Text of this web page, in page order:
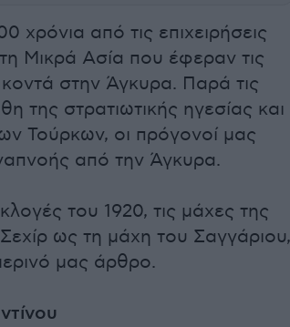
χρόνια από τις επιχειρήσεις
Μικρά Ασία που έφεραν τις
στην Άγκυρα. Παρά τις
της στρατιωτικής ηγεσίας και
Τούρκων, οι πρόγονοί μας
από την Άγκυρα.
του 1920, τις μάχες της
ως τη μάχη του Σαγγάριου,
μας άρθρο.